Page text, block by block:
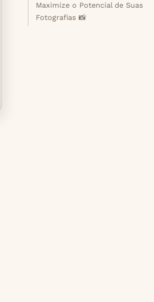
Maximize o Potencial de Suas
Fotografias 📸